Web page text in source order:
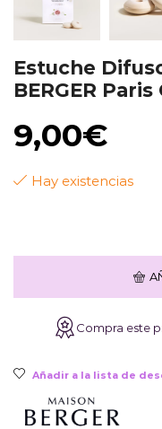
Estuche
BERGER Paris
9,00€
Hay existencias
Compra este
Añadir a la lista de